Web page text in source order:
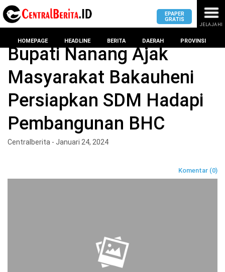
MASUK
KOTA
DPRD
LAMPUNG
EPAPER
GRATIS
JELAJAHI
HOMEPAGE HEADLINE BERITA DAERAH PROVINSI
Bupati Nanang Ajak
Masyarakat Bakauheni
Persiapkan SDM Hadapi
Pembangunan BHC
Centralberita - Januari 24, 2024
Komentar (0)